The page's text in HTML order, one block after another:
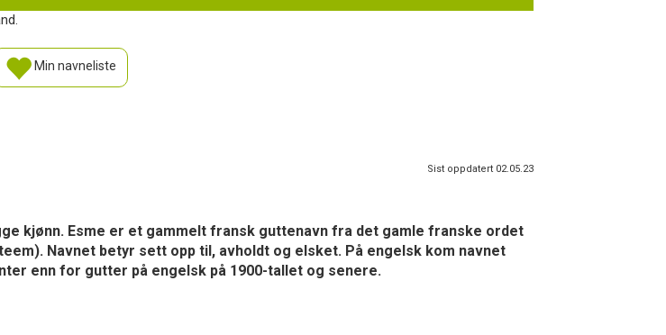
Min navneliste
Sist oppdatert 02.05.23
kjønn. Esme er et gammelt fransk guttenavn fra det gamle franske ordet
Navnet betyr sett opp til, avholdt og elsket. På engelsk kom navnet
enn for gutter på engelsk på 1900-tallet og senere.